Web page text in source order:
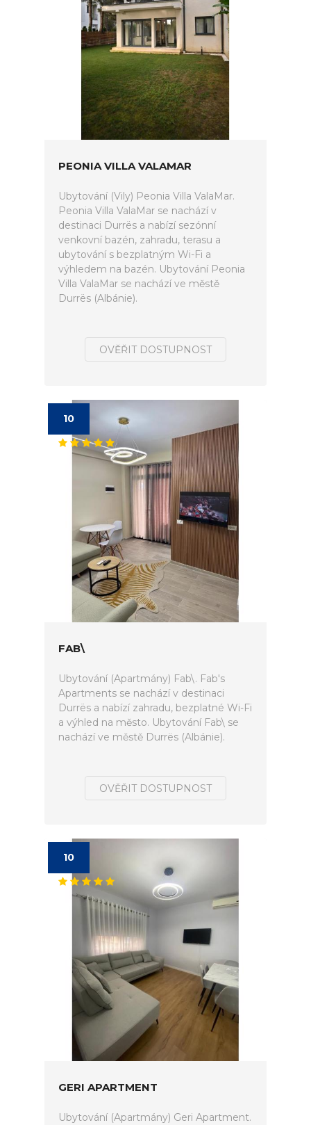
PEONIA VILLA VALAMAR
Ubytování (Vily) Peonia Villa ValaMar.
Peonia Villa ValaMar se nachází v
destinaci Durrës a nabízí sezónní
venkovní bazén, zahradu, terasu a
ubytování s bezplatným Wi-Fi a
výhledem na bazén. Ubytování Peonia
Villa ValaMar se nachází ve městě
Durrës (Albánie).
OVĚŘIT DOSTUPNOST
10
FAB\
Ubytování (Apartmány) Fab\. Fab's
Apartments se nachází v destinaci
Durrës a nabízí zahradu, bezplatné Wi-Fi
a výhled na město. Ubytování Fab\ se
nachází ve městě Durrës (Albánie).
OVĚŘIT DOSTUPNOST
10
GERI APARTMENT
Ubytování (Apartmány) Geri Apartment.